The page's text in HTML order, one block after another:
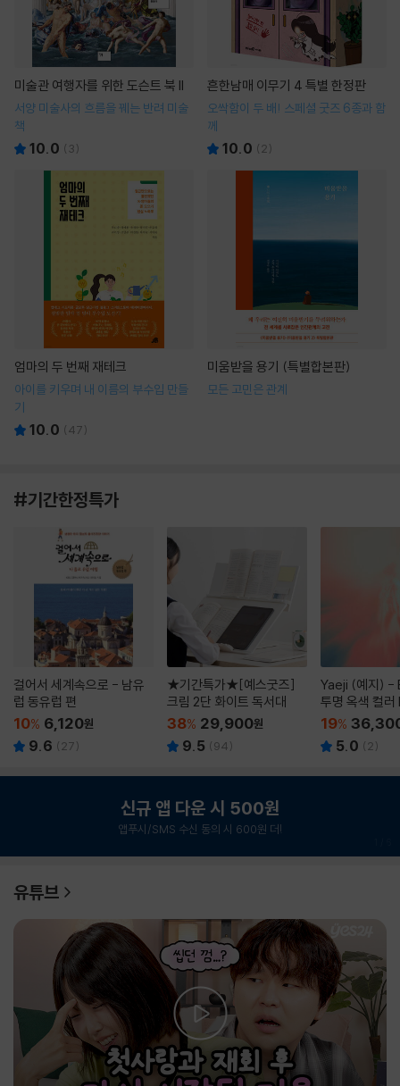
미술관 여행자를 위한 도슨트 북 II
서양 미술사의 흐름을 꿰는 반려 미술
책
10.0 ( 3)
흔한남매 이무기 4 특별 한정판
오싹함이 두 배! 스페셜 굿즈 6종과 함
께
10.0 ( 2)
엄마의 두 번째 재테크
아이를 키우며 내 이름의 부수입 만들
기
10.0 (47)
미움받을 용기 (특별합본판)
모든 고민은 관계
#기간한정특가
걸어서 세계속으로 - 남유
럽 동유럽 편
10% 6,120원
9.6 ( 27)
★기간특가★[예스굿즈]
크림 2단 화이트 독서대
38% 29,900원
9.5 (94)
Yaeji (예지) -
투명 옥색 컬
19%
5.0 ( 2)
신규 앱 다운 시 500원
앱푸시/SMS 수신 동의 시 600원 더!
유튜브